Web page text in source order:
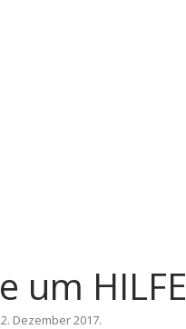
um HILFE
Dezember 2017.